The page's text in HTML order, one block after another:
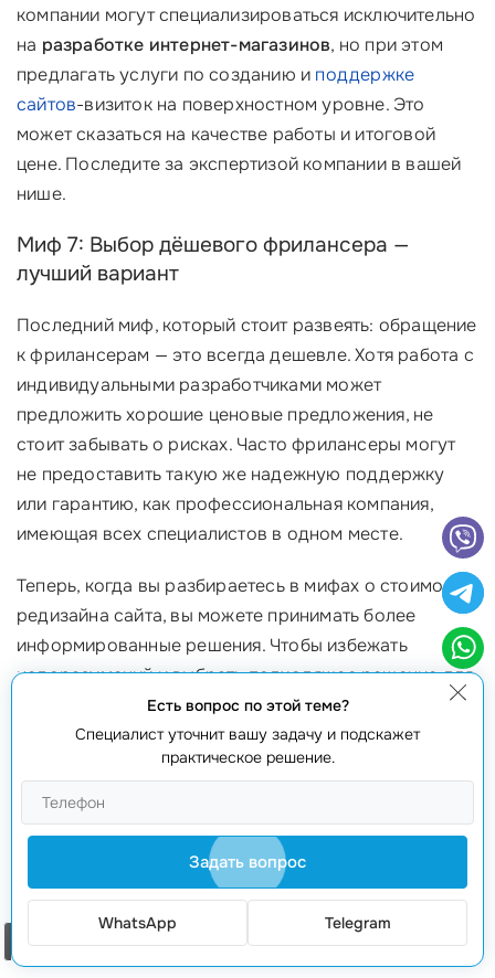
компании могут специализироваться исключительно
на разработке интернет-магазинов, но при этом
предлагать услуги по созданию и поддержке
сайтов-визиток на поверхностном уровне. Это
может сказаться на качестве работы и итоговой
цене. Последите за экспертизой компании в вашей
нише.
Миф 7: Выбор дёшевого фрилансера —
лучший вариант
Последний миф, который стоит развеять: обращение
к фрилансерам — это всегда дешевле. Хотя работа с
индивидуальными разработчиками может
предложить хорошие ценовые предложения, не
стоит забывать о рисках. Часто фрилансеры могут
не предоставить такую же надежную поддержку
или гарантию, как профессиональная компания,
имеющая всех специалистов в одном месте.
Теперь, когда вы разбираетесь в мифах о стоимости
редизайна сайта, вы можете принимать более
информированные решения. Чтобы избежать
недоразумений и выбрать подходящее решение для
вас, важно заранее оценить собственные
потребности и тщательно исследовать рынок.
Обратитесь к профессионалам
Если вы ищете надежную команду, которая сможет
ослепить ваш бизнес качественным
сайта, не стесняйтесь обратиться к нам. Мы
предоставим вам подробные консультации и
Есть вопрос по этой теме?
Специалист уточнит вашу задачу и подскажет
практическое решение.
Задать вопрос
WhatsApp Telegram
Заказать звонок